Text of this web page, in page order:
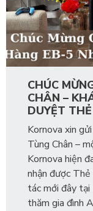
CHÚC
CHÂN –
DUYỆT
Kornova xin
Tùng Chân –
Kornova hiện
nhận được Thẻ
tác mới đây tại
thăm gia đình